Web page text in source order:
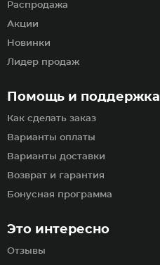
Помощь и поддержка
Как сделать заказ
Варианты оплаты
Варианты доставки
Возврат и гарантия
Бонусная программа
Распродажа
Акции
Новинки
Лидер продаж
Это интересно
Отзывы